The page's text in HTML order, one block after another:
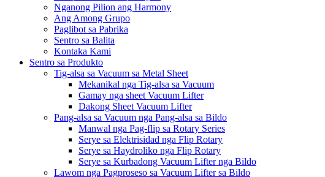
Nganong Pilion ang Harmony
Ang Among Grupo
Paglibot sa Pabrika
Sentro sa Balita
Kontaka Kami
Sentro sa Produkto
Tig-alsa sa Vacuum sa Metal Sheet
Mekanikal nga Tig-alsa sa Vacuum
Gamay nga sheet Vacuum Lifter
Dakong Sheet Vacuum Lifter
Pang-alsa sa Vacuum nga Pang-alsa sa Bildo
Manwal nga Pag-flip sa Rotary Series
Serye sa Elektrisidad nga Flip Rotary
Serye sa Haydroliko nga Flip Rotary
Serye sa Kurbadong Vacuum Lifter nga Bildo
Lawom nga Pagproseso sa Vacuum Lifter sa Bildo